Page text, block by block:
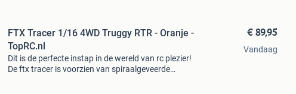
FTX Tracer 1/16 4WD Truggy RTR - Oranje -
TopRC.nl
Dit is de perfecte instap in de wereld van rc plezier!
De ftx tracer is voorzien van spiraalgeveerde
€ 89,95
Vandaag